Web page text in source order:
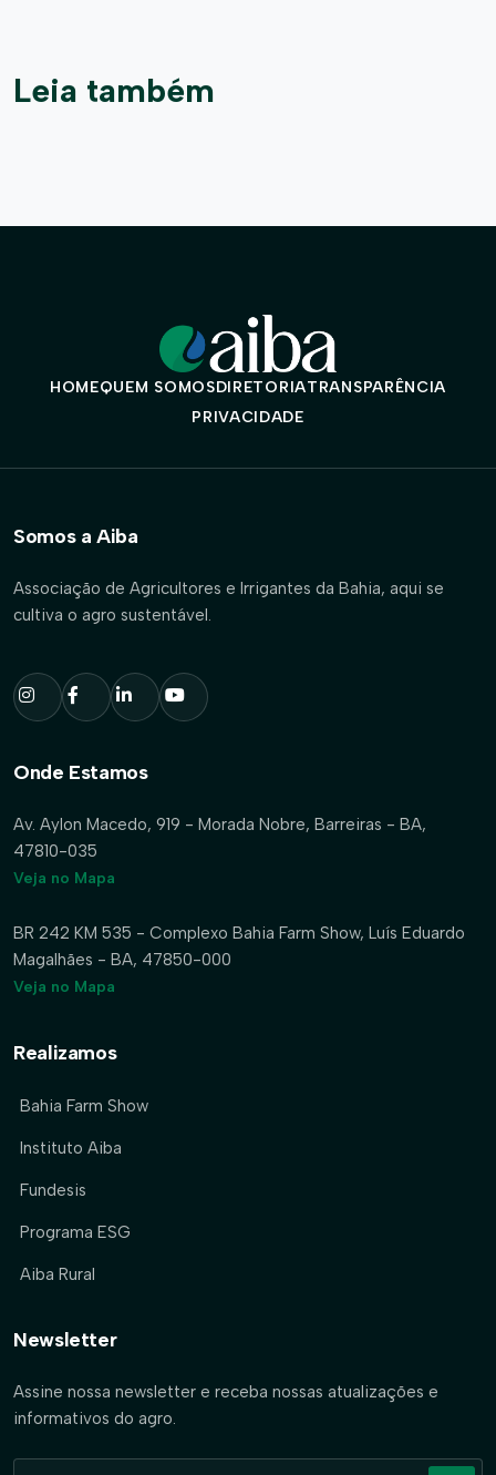
Leia também
HOMEQUEM SOMOSDIRETORIATRANSPARÊNCIA
PRIVACIDADE
Somos a Aiba
Associação de Agricultores e Irrigantes da Bahia, aqui se
cultiva o agro sustentável.
Onde Estamos
Av. Aylon Macedo, 919 - Morada Nobre, Barreiras - BA,
47810-035
Veja no Mapa
BR 242 KM 535 - Complexo Bahia Farm Show, Luís Eduardo
Magalhães - BA, 47850-000
Veja no Mapa
Realizamos
Bahia Farm Show
Instituto Aiba
Fundesis
Programa ESG
Aiba Rural
Newsletter
Assine nossa newsletter e receba nossas atualizações e
informativos do agro.